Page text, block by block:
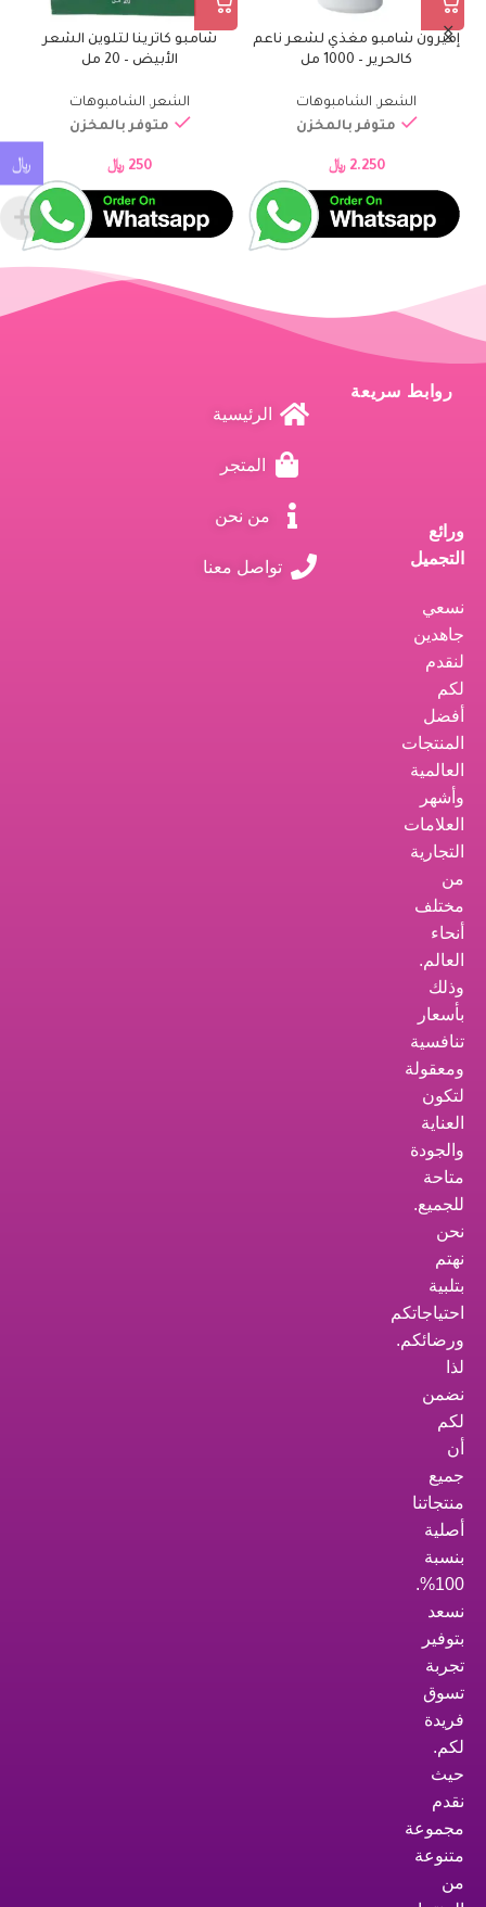
إميرون شامبو مغذي لشعر ناعم
كالحرير – 1000 مل
الشعر , الشامبوهات
متوفر بالمخزن
2.250 ﷼
شامبو كاترينا لتلوين الشعر
الأبيض – 20 مل
الشعر , الشامبوهات
متوفر بالمخزن
250 ﷼
ورائع
التجميل
نسعي
جاهدين
لنقدم
لكم
أفضل
المنتجات
العالمية
وأشهر
العلامات
التجارية
من
مختلف
أنحاء
العالم.
وذلك
بأسعار
تنافسية
ومعقولة
لتكون
العناية
والجودة
متاحة
للجميع.
نحن
نهتم
بتلبية
احتياجاتكم
ورضائكم.
لذا
نضمن
لكم
أن
جميع
منتجاتنا
أصلية
بنسبة
100%.
نسعد
بتوفير
تجربة
تسوق
فريدة
لكم.
حيث
نقدم
مجموعة
متنوعة
من
روابط سريعة
الرئيسية
المتجر
من نحن
تواصل معنا
﷼